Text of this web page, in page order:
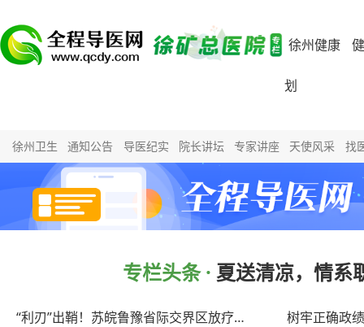
徐州健康
划
徐州卫生 通知公告 导医纪实 院长讲坛 专家讲座 天使风采 找
专栏头条 · 夏送清凉，情系
“利刃”出鞘！苏皖鲁豫省际交界区放疗新“神器”TOMO刀在徐矿总医院开机